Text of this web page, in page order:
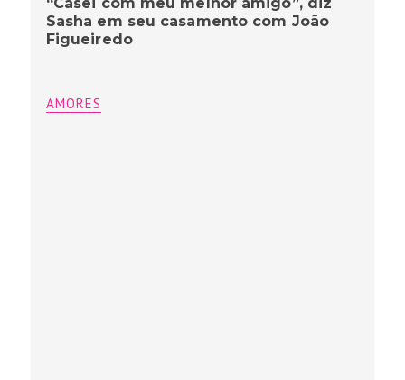
“Casei com meu melhor amigo”, diz
Sasha em seu casamento com João
Figueiredo
AMORES